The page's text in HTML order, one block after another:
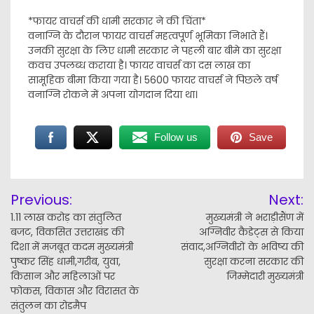
*फायर वाचर्स की धामी सरकार ने की चिंता*
वनाग्नि के दौरान फायर वाचर्स महत्वपूर्ण भूमिका निभाते हैं।
उनकी सुरक्षा के लिए धामी सरकार ने पहली बार बीमे का सुरक्षा
कवच उपलब्ध कराया है। फायर वाचर्स का दस लाख का
सामूहिक बीमा किया गया है। 5600 फायर वाचर्स ने पिछले वर्ष
वनाग्नि रोकने में अपना योगदान दिया था।
Follow us Save
navigation
Previous:
1.11 लाख करोड़ का संतुलित
बजट, विकसित उत्तराखंड की
दिशा में मजबूत कदम मुख्यमंत्री
पुष्कर सिंह धामी,गरीब, युवा,
किसान और महिलाओं पर
फोकस, विकास और विरासत के
संतुलन का रोडमैप
Next:
मुख्यमंत्री ने भराड़ीसैंण में
अग्निवीर कैडेट्स से किया
संवाद,अग्निवीरों के भविष्य की
सुरक्षा करना सरकार की
जिम्मेदारी मुख्यमंत्री